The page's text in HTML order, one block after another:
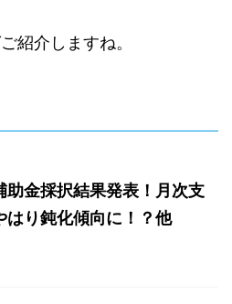
紹介しますね。
助金採択結果発表！月次支
はり鈍化傾向に！？他